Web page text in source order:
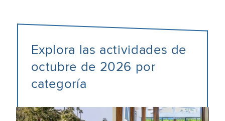
Explora las actividades de
octubre de 2026 por
categoría